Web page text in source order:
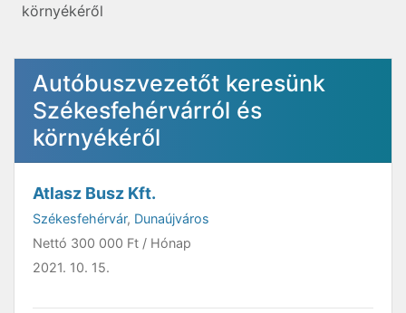
környékéről
Autóbuszvezetőt keresünk
Székesfehérvárról és
környékéről
Atlasz Busz Kft.
Székesfehérvár, Dunaújváros
Nettó 300 000 Ft / Hónap
2021. 10. 15.